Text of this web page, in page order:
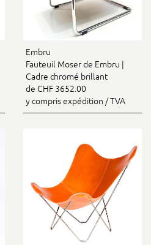
Embru
Fauteuil Moser de Embru |
Cadre chromé brillant
de CHF 3652.00
y compris expédition / TVA